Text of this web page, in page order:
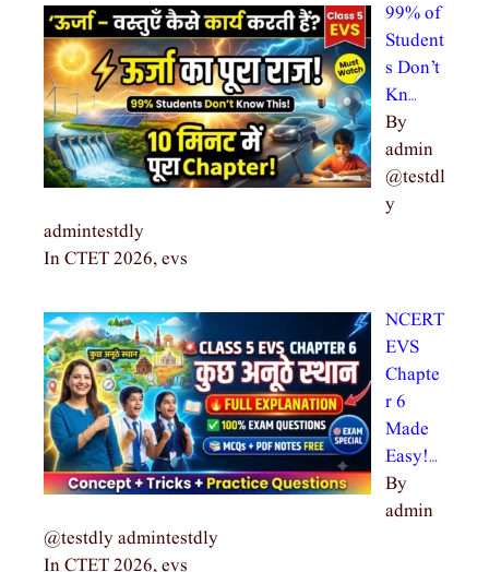
99% of
Student
s Don’t
Kn…
By
admin
@testdl
y
admintestdly
In CTET 2026, evs
NCERT
EVS
Chapte
r 6
Made
Easy!…
By
admin
@testdly admintestdly
In CTET 2026, evs